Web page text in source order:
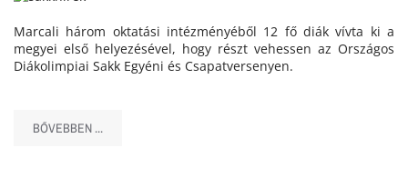
Marcali három oktatási intézményéből 12 fő diák vívta ki a
megyei első helyezésével, hogy részt vehessen az Országos
Diákolimpiai Sakk Egyéni és Csapatversenyen.
BŐVEBBEN ...